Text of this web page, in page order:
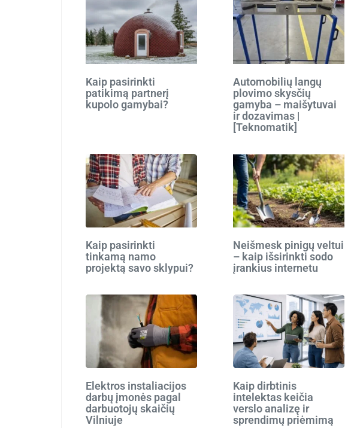
Kaip pasirinkti
patikimą partnerį
kupolo gamybai?
Automobilių langų
plovimo skysčių
gamyba – maišytuvai
ir dozavimas |
[Teknomatik]
Kaip pasirinkti
tinkamą namo
projektą savo sklypui?
Neišmesk pinigų veltui
– kaip išsirinkti sodo
įrankius internetu
Elektros instaliacijos
darbų įmonės pagal
darbuotojų skaičių
Vilniuje
Kaip dirbtinis
intelektas keičia
verslo analizę ir
sprendimų priėmimą